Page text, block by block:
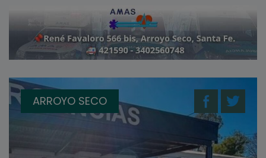
ARROYO SECO